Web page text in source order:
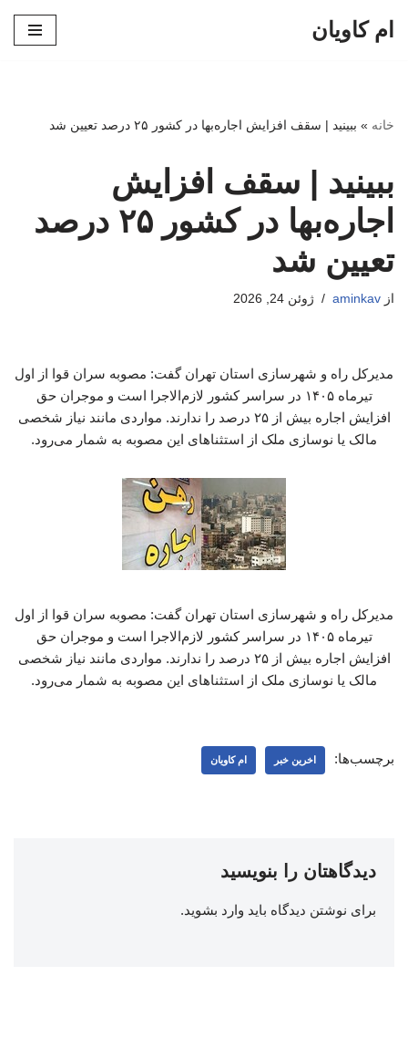
ام کاویان
خانه » ببینید | سقف افزایش اجاره‌بها در کشور ۲۵ درصد تعیین شد
ببینید | سقف افزایش
اجاره‌بها در کشور ۲۵ درصد
تعیین شد
از aminkav ژوئن 24, 2026
مدیرکل راه و شهرسازی استان تهران گفت: مصوبه سران قوا از اول
تیرماه ۱۴۰۵ در سراسر کشور لازم‌الاجرا است و موجران حق
افزایش اجاره بیش از ۲۵ درصد را ندارند. مواردی مانند نیاز شخصی
مالک یا نوسازی ملک از استثناهای این مصوبه به شمار می‌رود.
مدیرکل راه و شهرسازی استان تهران گفت: مصوبه سران قوا از اول
تیرماه ۱۴۰۵ در سراسر کشور لازم‌الاجرا است و موجران حق
افزایش اجاره بیش از ۲۵ درصد را ندارند. مواردی مانند نیاز شخصی
مالک یا نوسازی ملک از استثناهای این مصوبه به شمار می‌رود.
برچسب‌ها: اخرین خبر ام کاویان
دیدگاهتان را بنویسید
برای نوشتن دیدگاه باید وارد بشوید.